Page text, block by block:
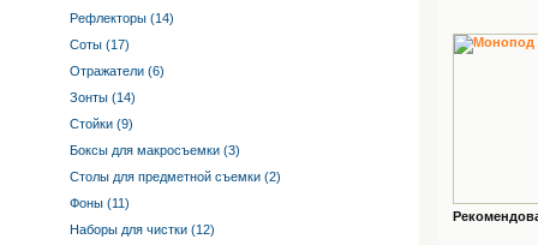
Рефлекторы (14)
Соты (17)
Отражатели (6)
Зонты (14)
Стойки (9)
Боксы для макросъемки (3)
Столы для предметной съемки (2)
Фоны (11)
Наборы для чистки (12)